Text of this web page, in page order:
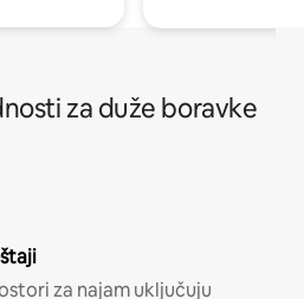
za duže boravke
za najam uključuju